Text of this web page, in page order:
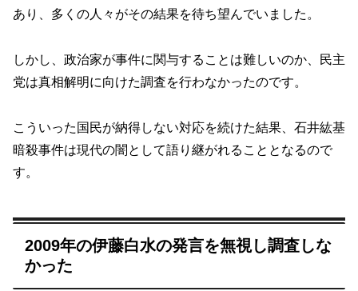
あり、多くの人々がその結果を待ち望んでいました。
しかし、政治家が事件に関与することは難しいのか、民主
党は真相解明に向けた調査を行わなかったのです。
こういった国民が納得しない対応を続けた結果、石井紘基
暗殺事件は現代の闇として語り継がれることとなるので
す。
2009年の伊藤白水の発言を無視し調査しな
かった